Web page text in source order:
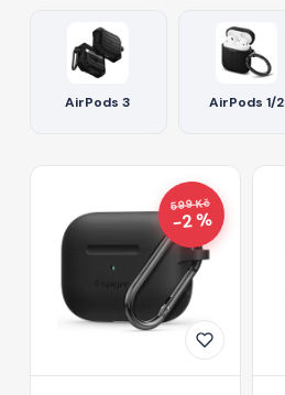
AirPods 3 AirPods 1/2
599 Kč
−2 %